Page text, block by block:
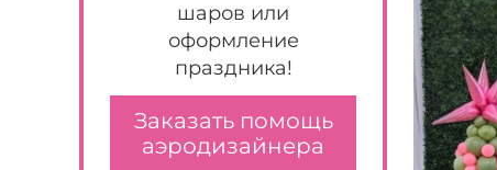
шаров или
оформление
праздника!
Заказать помощь
аэродизайнера